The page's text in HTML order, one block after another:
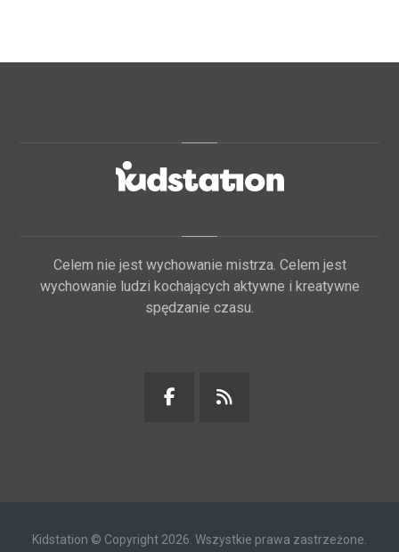
Celem nie jest wychowanie mistrza. Celem jest
wychowanie ludzi kochających aktywne i kreatywne
spędzanie czasu.
Kidstation © Copyright 2026. Wszystkie prawa zastrzeżone.